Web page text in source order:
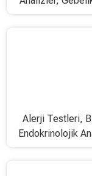
Alerji Testleri,
Endokrinolojik